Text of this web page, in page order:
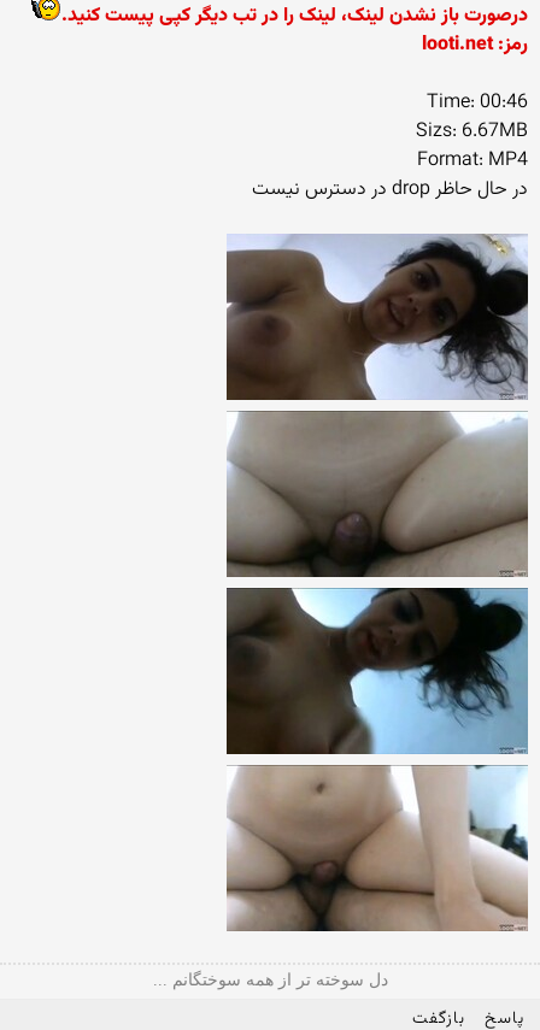
درصورت باز نشدن لینک، لینک را در تب دیگر کپی پیست کنید.
رمز: looti.net
Time: 00:46
Sizs: 6.67MB
Format: MP4
در حال حاظر drop در دسترس نیست
دل سوخته تر از همه سوختگانم ...
پاسخ بازگفت